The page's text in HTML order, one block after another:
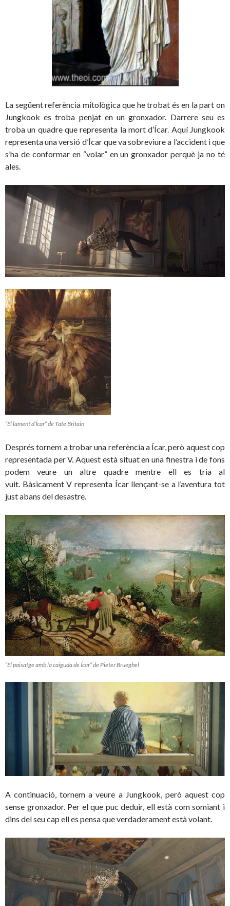
La següent referència mitològica que he trobat és en la part on
Jungkook es troba penjat en un gronxador. Darrere seu es
troba un quadre que representa la mort d’Ícar. Aquí Jungkook
representa una versió d’Ícar que va sobreviure a l’accident i que
s’ha de conformar en “volar” en un gronxador perquè ja no té
ales.
“El lament d’Ícar” de Tate Britain
Després tornem a trobar una referència a Ícar, però aquest cop
representada per V. Aquest està situat en una finestra i de fons
podem veure un altre quadre mentre ell es tria al
vuit. Bàsicament V representa Ícar llençant-se a l’aventura tot
just abans del desastre.
“El paisatge amb la caiguda de Ícar” de Pieter Brueghel
A continuació, tornem a veure a Jungkook, però aquest cop
sense gronxador. Per el que puc deduir, ell està com somiant i
dins del seu cap ell es pensa que verdaderament està volant.